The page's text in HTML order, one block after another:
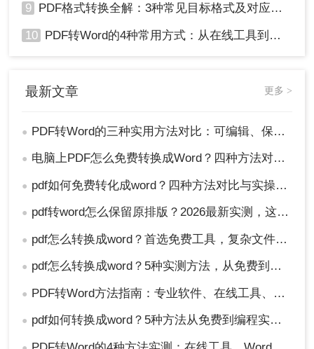
9 PDF格式转换全解：3种常见目标格式及对应操作方法！
10 PDF转Word的4种常用方式：从在线工具到桌面软件全梳理！
最新文章 更多 >
● PDF转Word的三种实用方法对比：可编辑、保格式、避风险！
● 电脑上PDF怎么免费转换成Word？四种方法对比与实操指南（附详细表格）!
● pdf如何免费转化成word？四种方法对比与实操指南（附详细表格）
● pdf转word怎么保留原排版？2026最新实测，这5种方法从免费到专业全搞定！
● pdf怎么转换成word？首选免费工具，复杂文件再上专业软件！
● pdf怎么转换成word？5种实测方法，从免费到专业全攻略！
● PDF转Word方法指南：专业软件、在线工具、Word内置与改后缀名4种方案对比！
● pdf如何转换成word？5种方法从免费到编程实测对比！